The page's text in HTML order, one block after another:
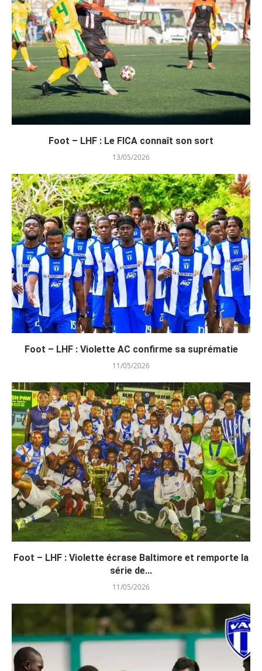
Foot – LHF : Le FICA connaît son sort
13/05/2026
Foot – LHF : Violette AC confirme sa suprématie
11/05/2026
Foot – LHF : Violette écrase Baltimore et remporte la
série de...
11/05/2026